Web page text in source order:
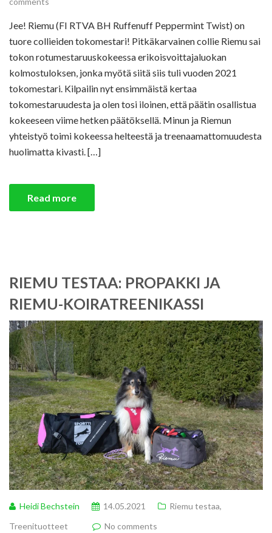
Jee! Riemu (FI RTVA BH Ruffenuff Peppermint Twist) on
tuore collieiden tokomestari! Pitkäkarvainen collie Riemu sai
tokon rotumestaruuskokeessa erikoisvoittajaluokan
kolmostuloksen, jonka myötä siitä siis tuli vuoden 2021
tokomestari. Kilpailin nyt ensimmäistä kertaa
tokomestaruudesta ja olen tosi iloinen, että päätin osallistua
kokeeseen viime hetken päätöksellä. Minun ja Riemun
yhteistyö toimi kokeessa helteestä ja treenaamattomuudesta
huolimatta kivasti. […]
Read more
RIEMU TESTAA: PROPAKKI JA
RIEMU-KOIRATREENIKASSI
Heidi Bechstein 14.05.2021 Riemu testaa,
Treenituotteet
No comments